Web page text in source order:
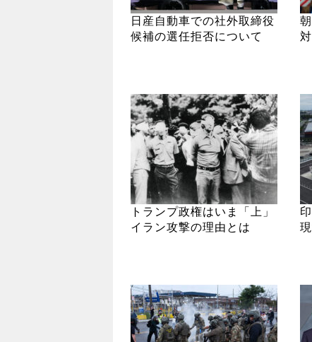
日産自動車での社外取締役
候補の選任拒否について
トランプ政権はいま「上」
イラン攻撃の理由とは